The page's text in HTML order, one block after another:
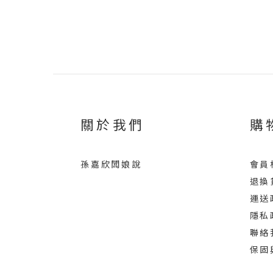
關於我們
孫嘉欣闆娘說
購
會員
退換
運送
隱私
聯絡
保固